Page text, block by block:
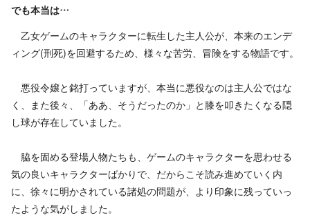
でも本当は…
乙女ゲームのキャラクターに転生した主人公が、本来のエンデ
ィング(刑死)を回避するため、様々な苦労、冒険をする物語です。
悪役令嬢と銘打っていますが、本当に悪役なのは主人公ではな
く、また後々、「ああ、そうだったのか」と膝を叩きたくなる隠
し球が存在していました。
脇を固める登場人物たちも、ゲームのキャラクターを思わせる
気の良いキャラクターばかりで、だからこそ読み進めていく内
に、徐々に明かされている諸処の問題が、より印象に残っていっ
たような気がしました。